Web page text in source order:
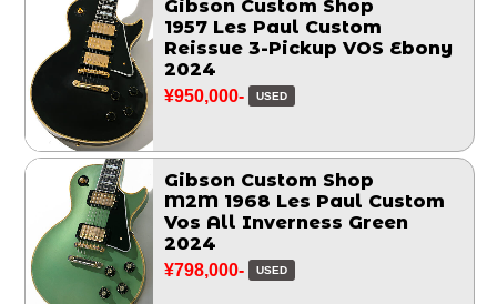
Gibson Custom Shop
1957 Les Paul Custom
Reissue 3-Pickup VOS Ebony
2024
¥950,000- USED
Gibson Custom Shop
M2M 1968 Les Paul Custom
Vos All Inverness Green
2024
¥798,000- USED